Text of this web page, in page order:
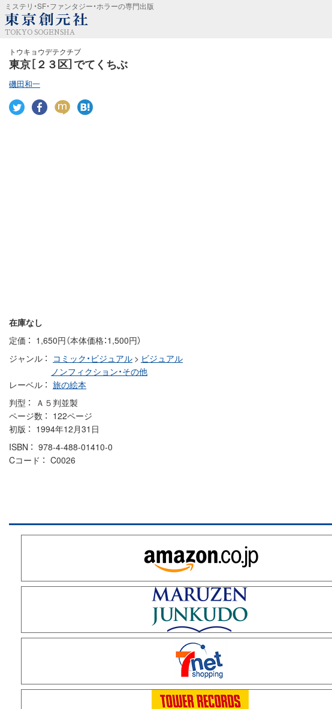
ミステリ・SF・ファンタジー・ホラーの専門出版
TOKYO SOGENSHA
トウキョウデテクチブ
東京［２３区］でてくちぶ
磯田和一
在庫なし
定価
1,650円（本体価格：1,500円）
ジャンル
コミック・ビジュアル > ビジュアル
ノンフィクション・その他
レーベル
旅の絵本
判型
Ａ５判並製
ページ数
122ページ
初版
1994年12月31日
ISBN
978-4-488-01410-0
Cコード
C0026